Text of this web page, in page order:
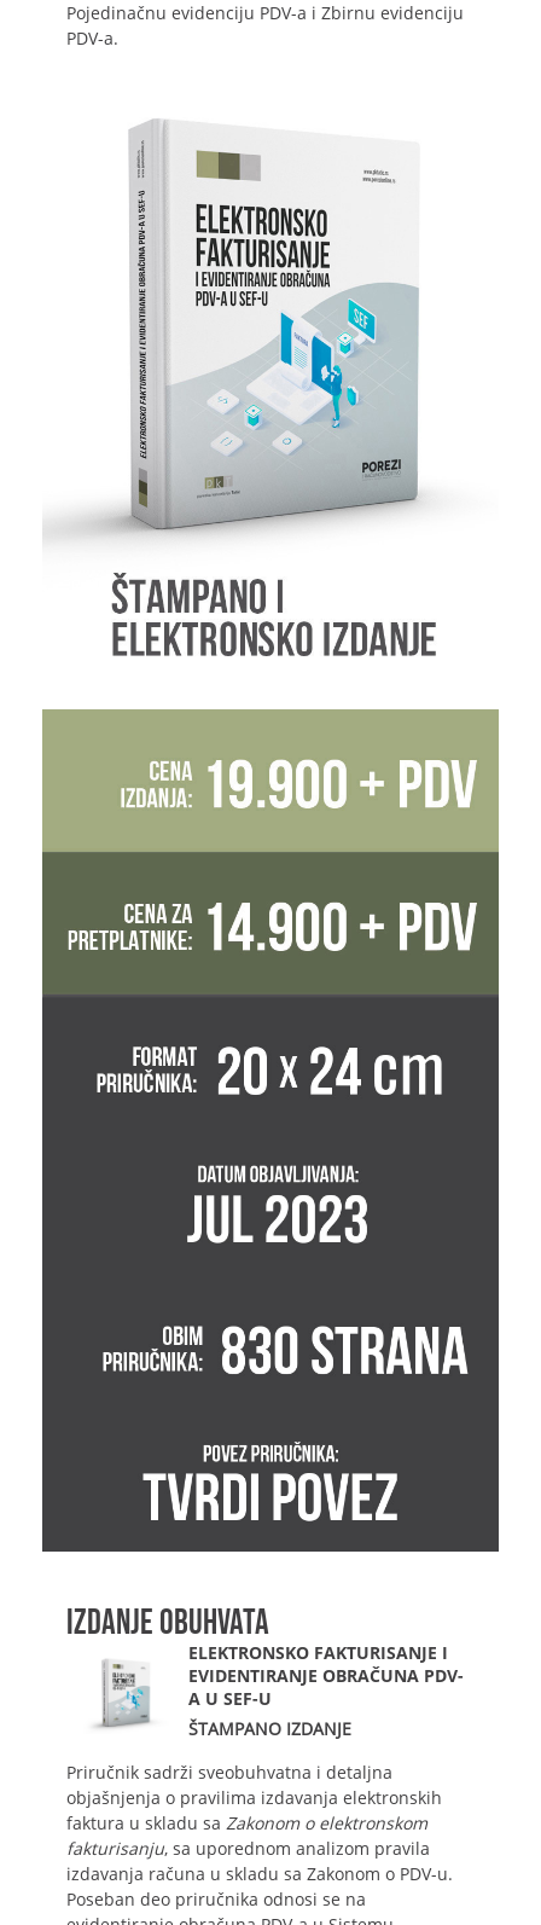
Pojedinačnu evidenciju PDV-a i Zbirnu evidenciju
PDV-a.
IZDANJE OBUHVATA
ELEKTRONSKO FAKTURISANJE I
EVIDENTIRANJE OBRAČUNA PDV-
A U SEF-U
ŠTAMPANO IZDANJE
Priručnik sadrži sveobuhvatna i detaljna
objašnjenja o pravilima izdavanja elektronskih
faktura u skladu sa Zakonom o elektronskom
fakturisanju, sa uporednom analizom pravila
izdavanja računa u skladu sa Zakonom o PDV-u.
Poseban deo priručnika odnosi se na